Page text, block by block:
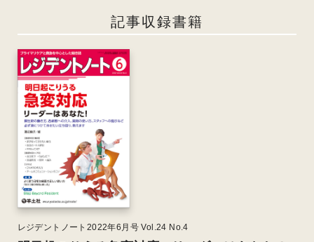
記事収録書籍
レジデントノート2022年6月号 Vol.24 No.4